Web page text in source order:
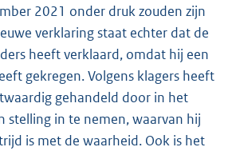
2021 onder druk zouden zijn
verklaring staat echter dat de
heeft verklaard, omdat hij een
gekregen. Volgens klagers heeft
gehandeld door in het
stelling in te nemen, waarvan hij
is met de waarheid. Ook is het